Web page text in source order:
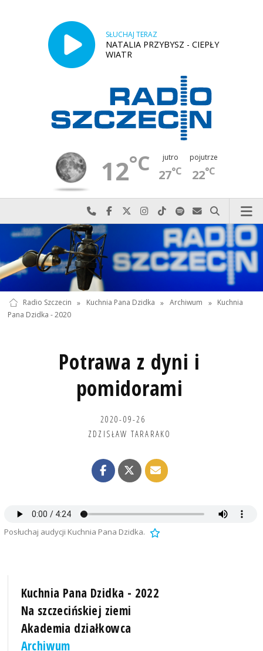
SŁUCHAJ TERAZ
NATALIA PRZYBYSZ - CIEPŁY
WIATR
12°C jutro
27°C
pojutrze
22°C
Najlepiej po prostu do nas zadzwoń
Odwiedź nas na Facebook-u
Odwiedź nas na X
Odwiedź nas na Instagram-ie
Odwiedź nas na TikTok-u
Szukaj nas na Spotify
Wyślij do nas
Szukaj
Radio Szczecin » Kuchnia Pana Dzidka » Archiwum » Kuchnia
Pana Dzidka - 2020
Potrawa z dyni i
pomidorami
2020-09-26
ZDZISŁAW TARARAKO
Posłuchaj audycji Kuchnia Pana Dzidka.
Kuchnia Pana Dzidka - 2022
Na szczecińskiej ziemi
Akademia działkowca
Archiwum